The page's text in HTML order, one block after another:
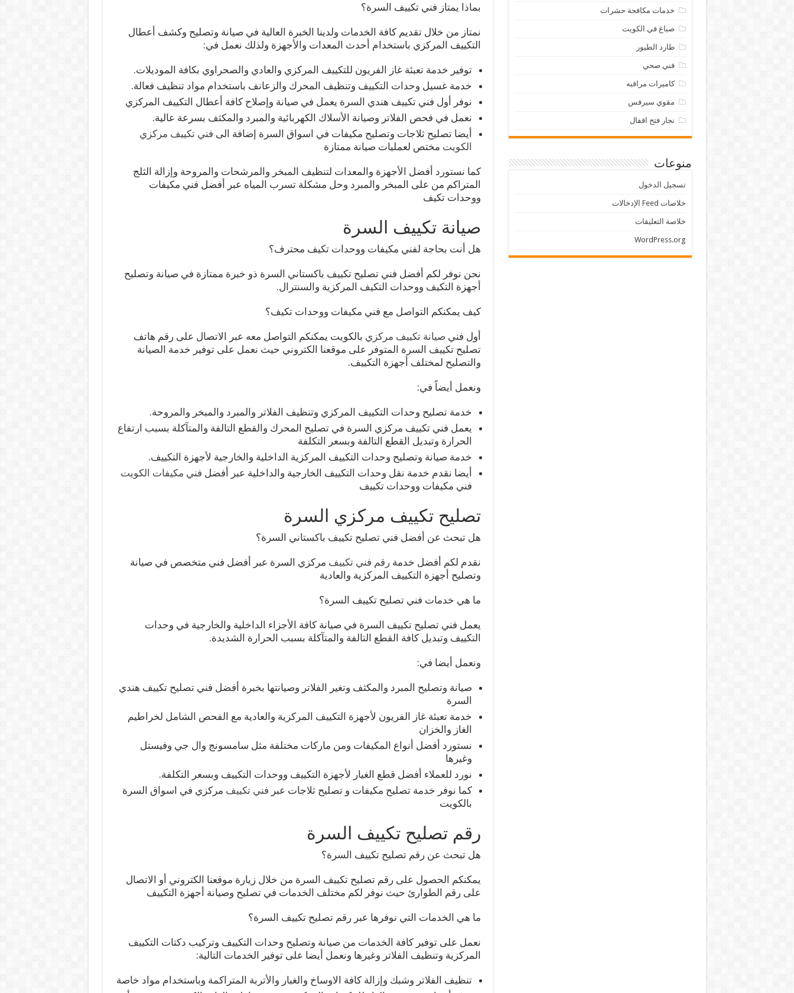
بماذا يمتاز فني تكييف السرة؟
نمتاز من خلال تقديم كافة الخدمات ولدينا الخبرة العالية في صيانة وتصليح وكشف أعطال
التكييف المركزي باستخدام أحدث المعدات والأجهزة ولذلك نعمل في:
توفير خدمة تعبئة غاز الفريون للتكييف المركزي والعادي والصحراوي بكافة الموديلات.
خدمة غسيل وحدات التكييف وتنظيف المحرك والزعانف باستخدام مواد تنظيف فعالة.
نوفر أول فني تكييف هندي السرة يعمل في صيانة وإصلاح كافة أعطال التكييف المركزي
نعمل في فحص الفلاتر وصيانة الأسلاك الكهربائية والمبرد والمكثف بسرعة عالية.
أيضا تصليح ثلاجات وتصليح مكيفات في اسواق السرة إضافة الى فني تكييف مركزي
الكويت مختص لعمليات صيانة ممتازة
كما نستورد أفضل الأجهزة والمعدات لتنظيف المبخر والمرشحات والمروحة وإزالة الثلج
المتراكم من على المبخر والمبرد وحل مشكلة تسرب المياه عبر أفضل فني مكيفات
ووحدات تكيف
صيانة تكييف السرة
هل أنت بحاجة لفني مكيفات ووحدات تكيف محترف؟
نحن نوفر لكم أفضل فني تصليح تكييف باكستاني السرة ذو خبرة ممتازة في صيانة وتصليح
أجهزة التكيف ووحدات التكيف المركزية والسنترال.
كيف يمكنكم التواصل مع فني مكيفات ووحدات تكيف؟
أول فنيصيانة تكييف مركزي بالكويت يمكنكم التواصل معه عبر الاتصال على رقم هاتف
تصليح تكييف السرة المتوفر على موقعنا الكتروني حيث نعمل على توفير خدمة الصيانة
والتصليح لمختلف أجهزة التكييف.
ونعمل أيضاً في:
خدمة تصليح وحدات التكييف المركزي وتنظيف الفلاتر والمبرد والمبخر والمروحة.
يعمل فني تكييف مركزي السرة في تصليح المحرك والقطع التالفة والمتآكلة بسبب ارتفاع
الحرارة وتبديل القطع التالفة وبسعر التكلفة
خدمة صيانة وتصليح وحدات التكييف المركزية الداخلية والخارجية لأجهزة التكييف.
أيضا نقدم خدمة نقل وحدات التكييف الخارجية والداخلية عبر أفضل فني مكيفات الكويت
فني مكيفات ووحدات تكييف
تصليح تكييف مركزي السرة
هل تبحث عن أفضل فني تصليح تكييف باكستاني السرة؟
نقدم لكم أفضل خدمةرقم فني تكييف مركزي السرة عبر أفضل فني متخصص في صيانة
وتصليح أجهزة التكييف المركزية والعادية
ما هي خدمات فني تصليح تكييف السرة؟
يعمل فني تصليح تكييف السرة في صيانة كافة الأجزاء الداخلية والخارجية في وحدات
التكييف وتبديل كافة القطع التالفة والمتآكلة بسبب الحرارة الشديدة.
ونعمل أيضا في:
صيانة وتصليح المبرد والمكثف وتغير الفلاتر وصيانتها بخبرة أفضل فني تصليح تكييف هندي
السرة
خدمة تعبئة غاز الفريون لأجهزة التكييف المركزية والعادية مع الفحص الشامل لخراطيم
الغاز والخزان
نستورد أفضل أنواع المكيفات ومن ماركات مختلفة مثل سامسونج وال جي وفيستل
وغيرها
نورد للعملاء أفضل قطع الغيار لأجهزة التكييف ووحدات التكييف وبسعر التكلفة.
كما نوفر خدمة تصليح مكيفات و تصليح ثلاجات عبر فني تكييف مركزي في اسواق السرة
بالكويت
رقم تصليح تكييف السرة
هل تبحث عن رقم تصليح تكييف السرة؟
يمكنكم الحصول على رقم تصليح تكييف السرة من خلال زيارة موقعنا الكتروني أو الاتصال
على رقم الطوارئ حيث نوفر لكم مختلف الخدمات في تصليح وصيانة أجهزة التكييف
ما هي الخدمات التي نوفرها عبر رقم تصليح تكييف السرة؟
نعمل على توفير كافة الخدمات من صيانة وتصليح وحدات التكييف وتركيب دكتات التكييف
المركزية وتنظيف الفلاتر وغيرها ونعمل أيضا على توفير الخدمات التالية:
تنظيف الفلاتر وشبك وإزالة كافة الاوساخ والغبار والأتربة المتراكمة وباستخدام مواد خاصة
خدمات مكافحة حشرات
صباغ في الكويت
طارد الطيور
فني صحي
كاميرات مراقبه
مقوي سيرفس
نجار فتح اقفال
منوعات
تسجيل الدخول
خلاصات Feed الإدخالات
خلاصة التعليقات
WordPress.org